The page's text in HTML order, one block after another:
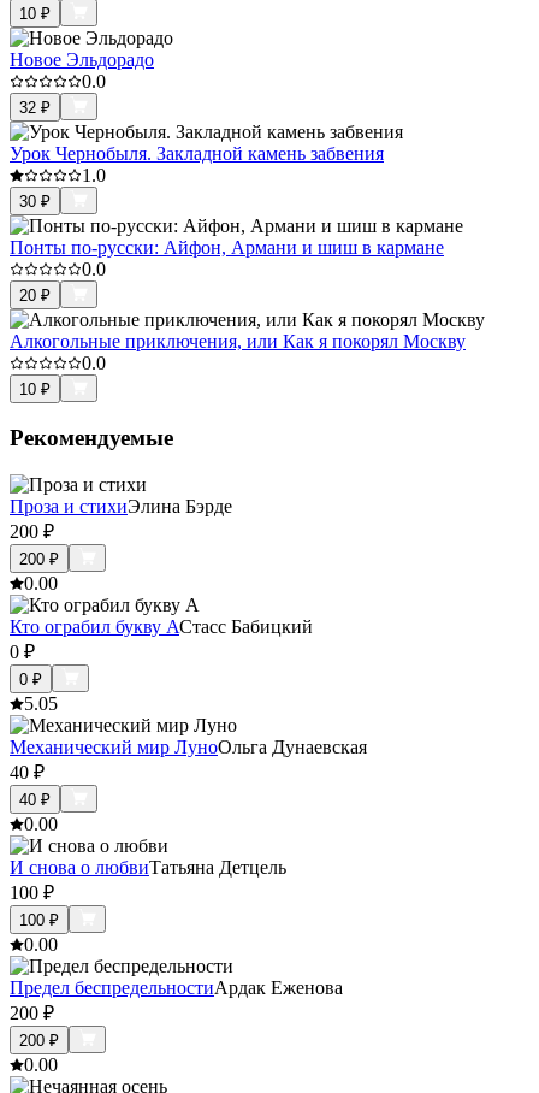
10 ₽
Новое Эльдорадо
0.0
32 ₽
Урок Чернобыля. Закладной камень забвения
1.0
30 ₽
Понты по-русски: Айфон, Армани и шиш в кармане
0.0
20 ₽
Алкогольные приключения, или Как я покорял Москву
0.0
10 ₽
Рекомендуемые
Проза и стихиЭлина Бэрде
200 ₽
200 ₽
0.00
Кто ограбил букву АСтасс Бабицкий
0 ₽
0 ₽
5.05
Механический мир ЛуноОльга Дунаевская
40 ₽
40 ₽
0.00
И снова о любвиТатьяна Детцель
100 ₽
100 ₽
0.00
Предел беспредельностиАрдак Еженова
200 ₽
200 ₽
0.00